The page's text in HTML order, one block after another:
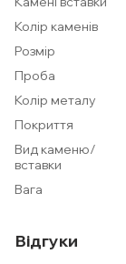
Колір каменів
Розмір
Проба
Колір металу
Покриття
Вид каменю/
вставки
Вага
Відгуки